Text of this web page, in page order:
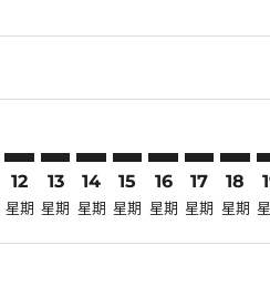
12
星期
13
星期
14
星期
15
星期
16
星期
17
星期
18
星期